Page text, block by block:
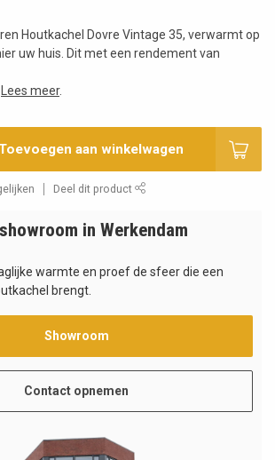
Houtkachel Dovre Vintage 35, verwarmt op
uw huis. Dit met een rendement van
Lees meer.
aan winkelwagen
Deel dit product
in Werkendam
warmte en proef de sfeer die een
brengt.
Showroom
Contact opnemen